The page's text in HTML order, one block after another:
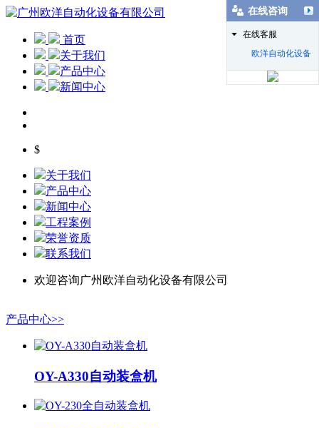
首页
关于我们
产品中心
新闻中心
$
关于我们
产品中心
新闻中心
工程案例
荣誉资质
联系我们
欢迎咨询广州欧洋自动化设备有限公司
产品中心>>
OY-A330自动装盒机
在线咨询
在线客服
欧洋自动化设备